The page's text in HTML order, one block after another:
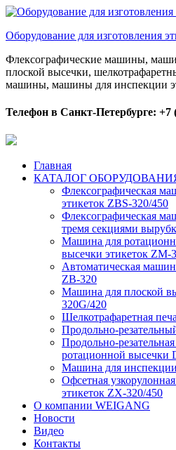
Оборудование для изготовления
Флексографические машины,
плоской высечки,
машины, машины для инспекции
Телефон в Санкт-Петербурге: +7
Главная
КАТАЛОГ
Флексографическая
этикеток ZBS-320/450
Флексографическая
тремя секциями
Машина для
высечки этикеток ZM-
Автоматическая
ZB-320
Машина для плоской
320G/420
Шелкотрафаретная
Продольно-
Продольно-
ротационной высечки
Машина для
Офсетная
этикеток ZX-320/450
О компании WEIGANG
Новости
Видео
Контакты